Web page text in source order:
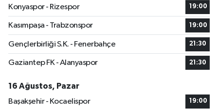
Konyaspor - Rizespor
19:00
Kasımpaşa - Trabzonspor 19:00
Gençlerbirliği S.K. - Fenerbahçe 21:30
Gaziantep FK - Alanyaspor 21:30
16 Ağustos, Pazar
Başakşehir - Kocaelispor
19:00